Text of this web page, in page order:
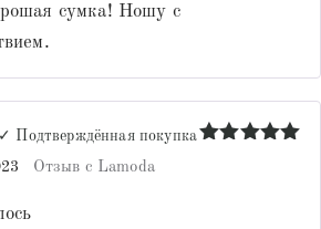
сумка! Ношу с
✓ Подтверждённая покупка
Отзыв с Lamoda